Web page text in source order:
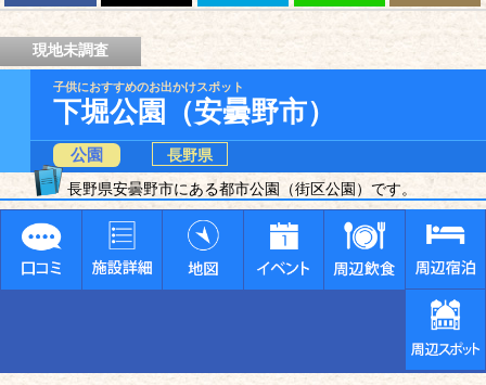
現地未調査
子供におすすめのお出かけスポット
下堀公園（安曇野市）
公園
長野県
長野県安曇野市にある都市公園（街区公園）です。